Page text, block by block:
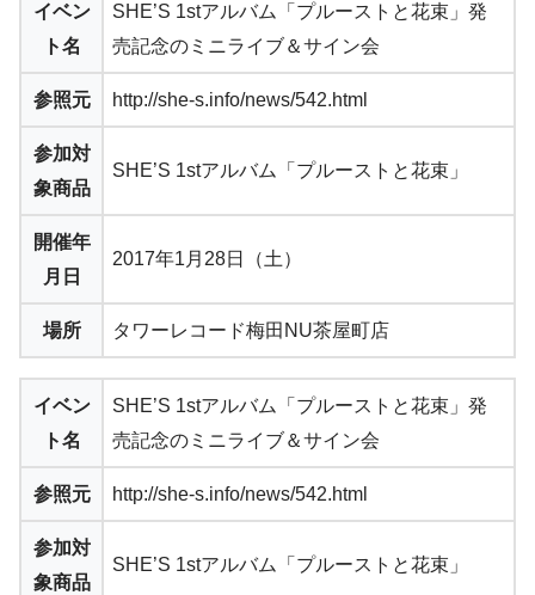
イベン
ト名
SHE’S 1stアルバム「プルーストと花束」発
売記念のミニライブ＆サイン会
参照元 http://she-s.info/news/542.html
参加対
象商品
SHE’S 1stアルバム「プルーストと花束」
開催年
月日
2017年1月28日（土）
場所 タワーレコード梅田NU茶屋町店
イベン
ト名
SHE’S 1stアルバム「プルーストと花束」発
売記念のミニライブ＆サイン会
参照元 http://she-s.info/news/542.html
参加対
象商品
SHE’S 1stアルバム「プルーストと花束」